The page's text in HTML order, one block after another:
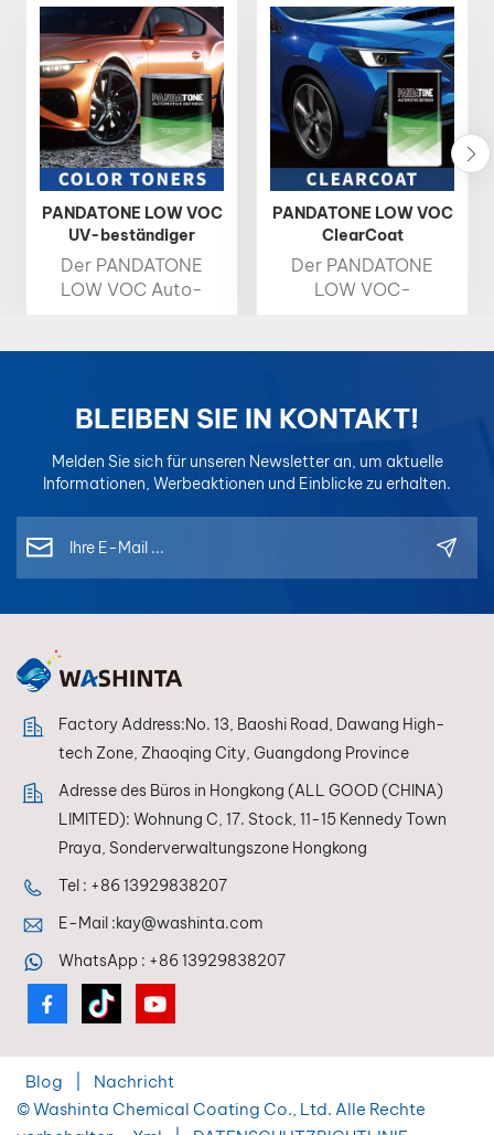
PANDATONE LOW VOC
UV-beständiger
Farbtoner 1K Basislack
Der PANDATONE
LOW VOC Auto-
Farbgenauigkeit und
ist damit die ideale
Wahl für
professionelle
einfaches Mischen
und konsistente
Mischsystemen
Anwender von
PANDATONE LOW
perfekte
Farbwiedergabe
erzielen.
PANDATONE LOW VOC
ClearCoat
Hochglänzender,
schnell trocknender
Klarlack für die
Der PANDATONE
LOW VOC-
Beschädigungen
schützt und
gleichzeitig seinen
Glanz verstärkt. Er
BLEIBEN SIE IN KONTAKT!
Melden Sie sich für unseren Newsletter an, um aktuelle
Informationen, Werbeaktionen und Einblicke zu erhalten.
Factory Address:No. 13, Baoshi Road, Dawang High-
tech Zone, Zhaoqing City, Guangdong Province
Adresse des Büros in Hongkong (ALL GOOD (CHINA)
LIMITED): Wohnung C, 17. Stock, 11-15 Kennedy Town
Praya, Sonderverwaltungszone Hongkong
Tel : +86 13929838207
E-Mail :kay@washinta.com
WhatsApp : +86 13929838207
Blog
Nachricht
© Washinta Chemical Coating Co., Ltd. Alle Rechte